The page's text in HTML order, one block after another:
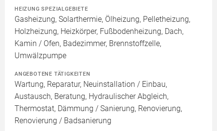
HEIZUNG SPEZIALGEBIETE
Gasheizung, Solarthermie, Ölheizung, Pelletheizung,
Holzheizung, Heizkörper, Fußbodenheizung, Dach,
Kamin / Ofen, Badezimmer, Brennstoffzelle,
Umwälzpumpe
ANGEBOTENE TÄTIGKEITEN
Wartung, Reparatur, Neuinstallation / Einbau,
Austausch, Beratung, Hydraulischer Abgleich,
Thermostat, Dämmung / Sanierung, Renovierung,
Renovierung / Badsanierung